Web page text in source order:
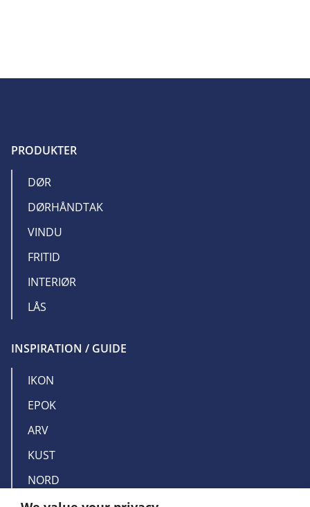
PRODUKTER
DØR
DØRHÅNDTAK
VINDU
FRITID
INTERIØR
LÅS
INSPIRATION / GUIDE
IKON
EPOK
ARV
KUST
NORD